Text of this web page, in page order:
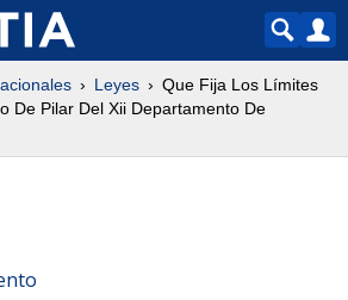
Leyes
Que Fija Los Límites
De Pilar Del Xii Departamento De